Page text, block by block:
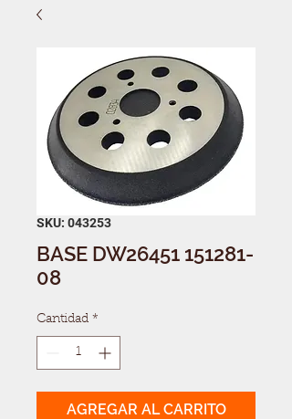
SKU: 043253
BASE DW26451 151281-
08
Cantidad *
AGREGAR AL CARRITO